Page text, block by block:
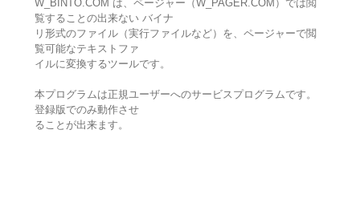
W_BINTO.COM は、ページャー（W_PAGER.COM）では閲
覧することの出来ない バイナ
リ形式のファイル（実行ファイルなど）を、ページャーで閲
覧可能なテキストファ
イルに変換するツールです。
本プログラムは正規ユーザーへのサービスプログラムです。
登録版でのみ動作させ
ることが出来ます。